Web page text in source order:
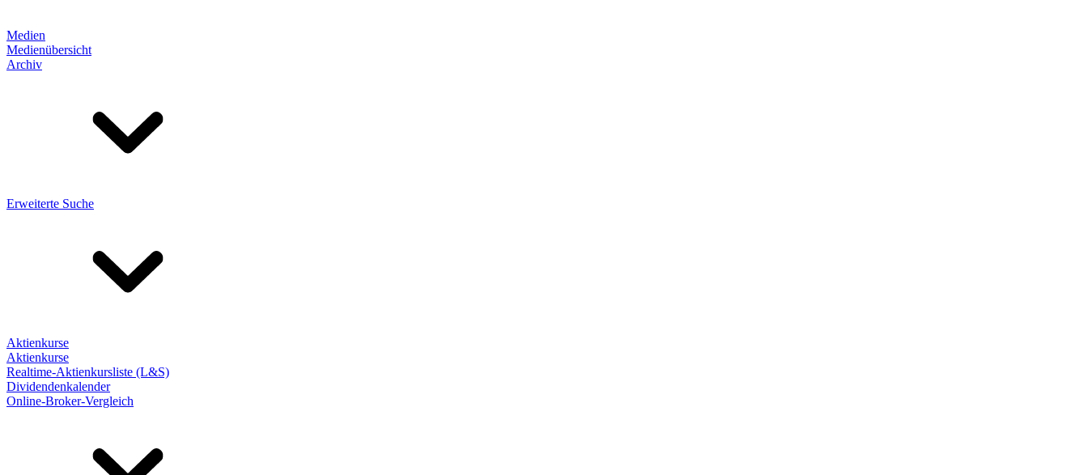
Medien
Medienübersicht
Archiv
Erweiterte Suche
Aktienkurse
Aktienkurse
Realtime-Aktienkursliste (L&S)
Dividendenkalender
Online-Broker-Vergleich